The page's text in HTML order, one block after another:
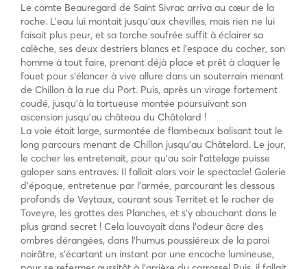
Le comte Beauregard de Saint Sivrac arriva au cœur de la
roche. L’eau lui montait jusqu’aux chevilles, mais rien ne lui
faisait plus peur, et sa torche soufrée suffit à éclairer sa
calèche, ses deux destriers blancs et l’espace du cocher, son
homme à tout faire, prenant déjà place et prêt à claquer le
fouet pour s’élancer à vive allure dans un souterrain menant
de Chillon à la rue du Port. Puis, après un virage fortement
coudé, jusqu’à la tortueuse montée poursuivant son
ascension jusqu’au château du Châtelard !
La voie était large, surmontée de flambeaux balisant tout le
long parcours menant de Chillon jusqu’au Châtelard. Le jour,
le cocher les entretenait, pour qu’au soir l’attelage puisse
galoper sans entraves. Il fallait alors voir le spectacle! Galerie
d’époque, entretenue par l’armée, parcourant les dessous
profonds de Veytaux, courant sous Territet et le rocher de
Toveyre, les grottes des Planches, et s’y abouchant dans le
plus grand secret ! Cela louvoyait dans l’odeur âcre des
ombres dérangées, dans l’humus poussiéreux de la paroi
noirâtre, s’écartant un instant par une encoche lumineuse,